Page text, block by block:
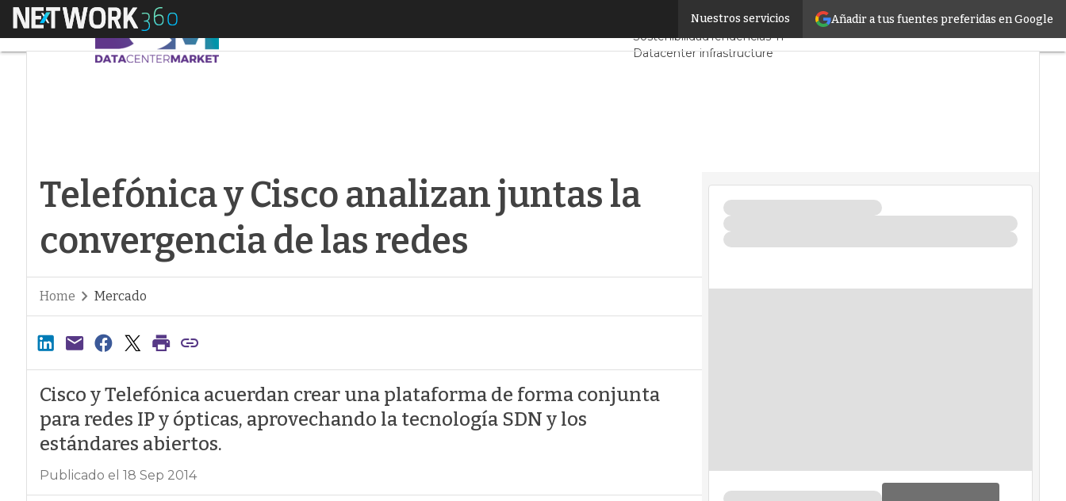
Añadir a tus fuentes preferidas en Google
Nuestros servicios
Menú Servidores CPD y MercadoProyectos
SostenibilidadTendencias TI
Datacenter infrastructure
Telefónica y Cisco analizan juntas la
convergencia de las redes
Home Mercado
Cisco y Telefónica acuerdan crear una plataforma de forma conjunta
para redes IP y ópticas, aprovechando la tecnología SDN y los
estándares abiertos.
Publicado el 18 Sep 2014